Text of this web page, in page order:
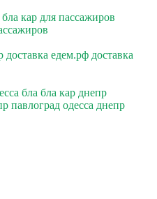
кар для пассажиров
доставка едем.рф доставка
бла бла кар днепр
павлоград одесса днепр